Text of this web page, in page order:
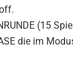
(15
die im